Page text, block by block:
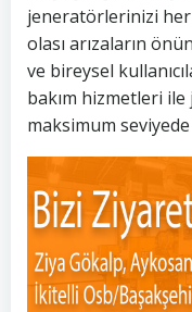
jeneratörlerinizi
olası arızaların
ve bireysel
bakım hizmetleri
maksimum